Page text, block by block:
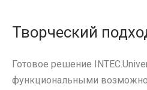
Творческий
Готовое решение
функциональными